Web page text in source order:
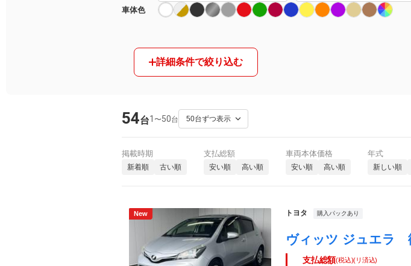
車体色
詳細条件で絞り込む
54台1 〜50台
掲載時期
新着順 古い順
支払総額
安い順 高い順
車両本体価格
安い順 高い順
年式
新しい順
New トヨタ 購入パックあり
支払総額(税込)(リ済込)